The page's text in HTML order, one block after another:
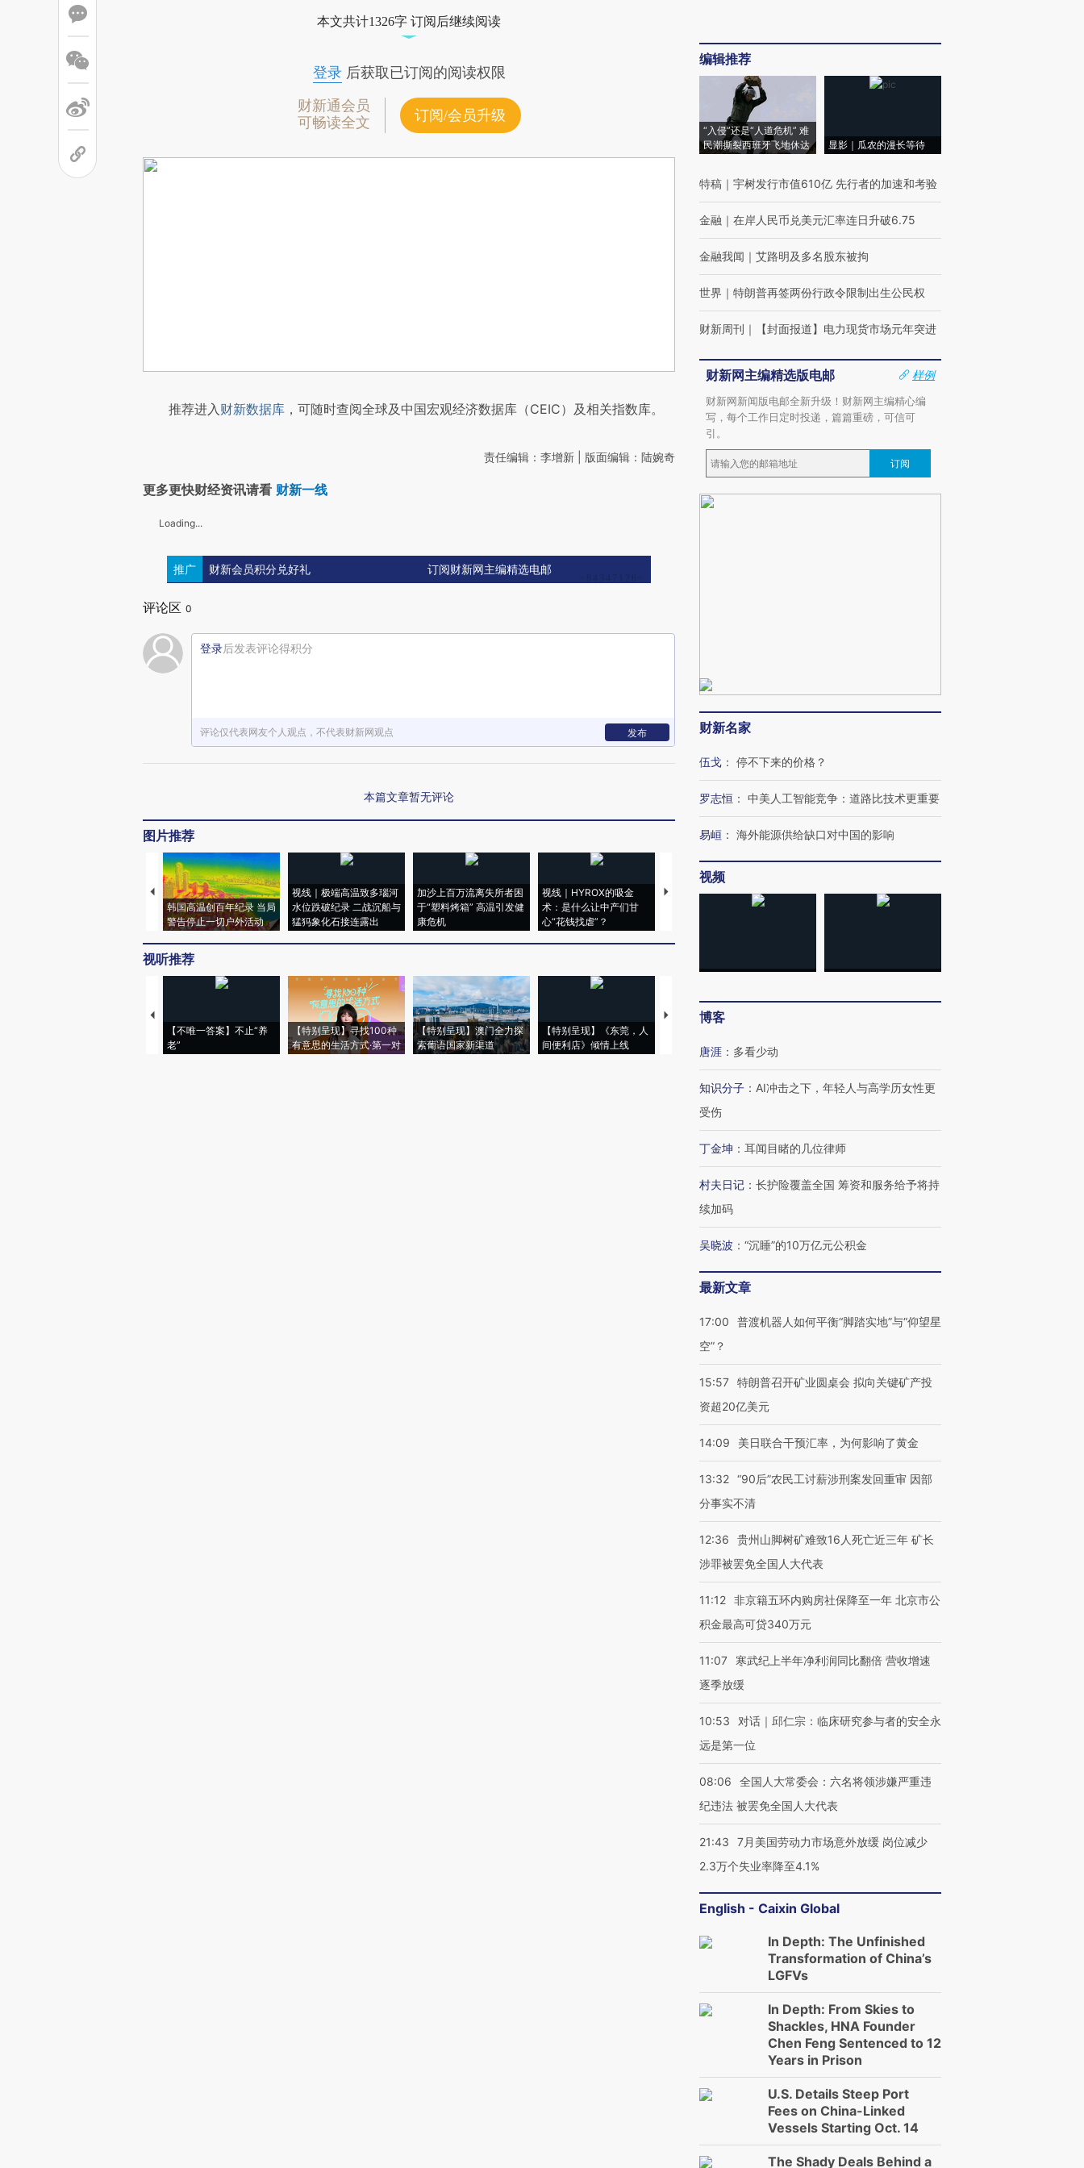
本文共计1326字 订阅后继续阅读
登录后获取已订阅的阅读权限
财新通会员
可畅读全文
订阅/会员升级
推荐进入财新数据库 ，可随时查阅全球及中国宏观经济数据库（CEIC）及相关指数库。
责任编辑：李增新 | 版面编辑：陆婉奇
更多更快财经资讯请看 财新一线
Loading...
推广 财新会员积分兑好礼 订阅财新网主编精选电邮
评论区 0
登录后发表评论得积分
评论仅代表网友个人观点，不代表财新网观点 发布
本篇文章暂无评论
图片推荐
韩国高温创百年纪录 当局
警告停止一切户外活动
视线｜极端高温致多瑙河
水位跌破纪录 二战沉船与
猛犸象化石接连露出
加沙上百万流离失所者困
于“塑料烤箱” 高温引发健
康危机
视线｜HYROX的吸金
术：是什么让中产们甘
心“花钱找虐”？
马航飞行员跨国走私7万
粒摇头丸 尿检体内含3种
视线｜被称为“蟑螂”的印
度Z世代 用街头抗争将教
视线｜“入侵”还是“人道危
视听推荐
【不唯一答案】不止“养
老”
【特别呈现】寻找100种
有意思的生活方式·第一对
【特别呈现】澳门全力探
索葡语国家新渠道
【特别呈现】《东莞，人
间便利店》倾情上线
【推广】走进第四届链博
编辑推荐
“入侵”还是“人道危机” 难
民潮撕裂西班牙飞地休达
显影｜瓜农的漫长等待
特稿 ｜ 宇树发行市值610亿 先行者的加速和考验
金融 ｜ 在岸人民币兑美元汇率连日升破6.75
金融我闻 ｜ 艾路明及多名股东被拘
世界 ｜ 特朗普再签两份行政令限制出生公民权
财新周刊 ｜ 【封面报道】电力现货市场元年突进
财新网主编精选版电邮
样例
财新网新闻版电邮全新升级！财新网主编精心编
写，每个工作日定时投递，篇篇重磅，可信可
引。
订阅
财新名家
伍戈 ： 停不下来的价格？
罗志恒 ： 中美人工智能竞争：道路比技术更重要
易峘 ： 海外能源供给缺口对中国的影响
视频
博客
唐涯 ： 多看少动
知识分子 ： AI冲击之下，年轻人与高学历女性更
受伤
丁金坤 ： 耳闻目睹的几位律师
村夫日记 ： 长护险覆盖全国 筹资和服务给予将持
续加码
吴晓波 ： “沉睡”的10万亿元公积金
最新文章
17:00
普渡机器人如何平衡“脚踏实地”与“仰望星
空”？
15:57 特朗普召开矿业圆桌会 拟向关键矿产投
资超20亿美元
14:09 美日联合干预汇率，为何影响了黄金
13:32 “90后”农民工讨薪涉刑案发回重审 因部
分事实不清
12:36
贵州山脚树矿难致16人死亡近三年 矿长
涉罪被罢免全国人大代表
11:12 非京籍五环内购房社保降至一年 北京市公
积金最高可贷340万元
11:07
寒武纪上半年净利润同比翻倍 营收增速
逐季放缓
10:53
对话｜邱仁宗：临床研究参与者的安全永
远是第一位
08:06
全国人大常委会：六名将领涉嫌严重违
纪违法 被罢免全国人大代表
21:43
7月美国劳动力市场意外放缓 岗位减少
2.3万个失业率降至4.1%
English - Caixin Global
In Depth: The Unfinished
Transformation of China’s
LGFVs
In Depth: From Skies to
Shackles, HNA Founder
Chen Feng Sentenced to 12
Years in Prison
U.S. Details Steep Port
Fees on China-Linked
Vessels Starting Oct. 14
The Shady Deals Behind a